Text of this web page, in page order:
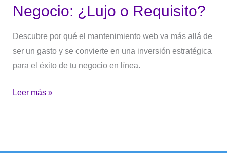
Negocio: ¿Lujo o Requisito?
Descubre por qué el mantenimiento web va más allá de
ser un gasto y se convierte en una inversión estratégica
para el éxito de tu negocio en línea.
Leer más »